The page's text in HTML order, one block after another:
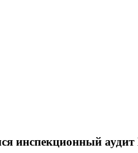
инспекционный аудит